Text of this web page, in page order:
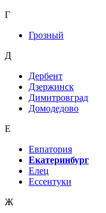
Г
Грозный
Д
Дербент
Дзержинск
Димитровград
Домодедово
Е
Евпатория
Екатеринбург
Елец
Ессентуки
Ж